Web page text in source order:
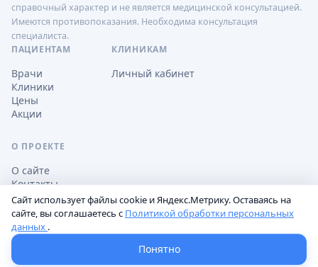
справочный характер и не является медицинской консультацией.
Имеются противопоказания. Необходима консультация
специалиста.
ПАЦИЕНТАМ
Врачи
Клиники
Цены
Акции
КЛИНИКАМ
Личный кабинет
О ПРОЕКТЕ
О сайте
Контакты
Обработка персональных данных
Пользовательское соглашениеНастройки cookie
Сайт использует файлы cookie и Яндекс.Метрику. Оставаясь на
сайте, вы соглашаетесь с Политикой обработки персональных
данных .
Понятно